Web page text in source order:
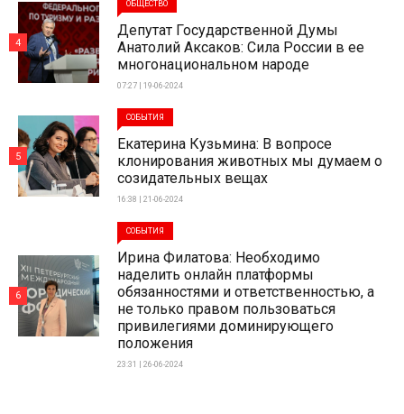
ОБЩЕСТВО
Депутат Государственной Думы
Анатолий Аксаков: Сила России в ее
многонациональном народе
07:27 | 19-06-2024
4
СОБЫТИЯ
Екатерина Кузьмина: В вопросе
клонирования животных мы думаем о
созидательных вещах
16:38 | 21-06-2024
5
СОБЫТИЯ
Ирина Филатова: Необходимо
наделить онлайн платформы
обязанностями и ответственностью, а
не только правом пользоваться
привилегиями доминирующего
положения
23:31 | 26-06-2024
6